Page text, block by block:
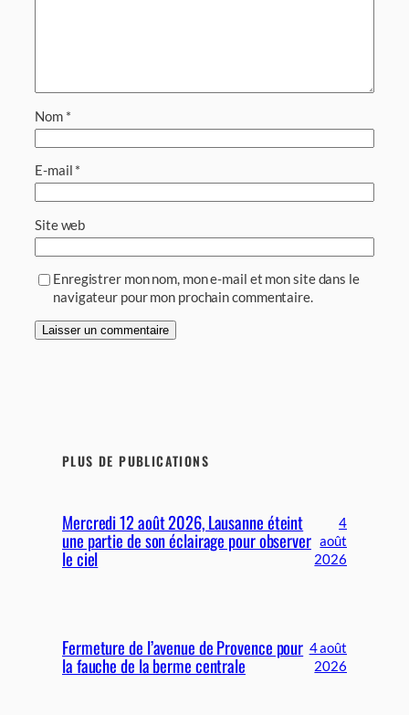
Nom *
E-mail *
Site web
Enregistrer mon nom, mon e-mail et mon site dans le
navigateur pour mon prochain commentaire.
PLUS DE PUBLICATIONS
Mercredi 12 août 2026, Lausanne éteint
une partie de son éclairage pour observer
le ciel
4
août
2026
Fermeture de l’avenue de Provence pour
la fauche de la berme centrale
4 août
2026